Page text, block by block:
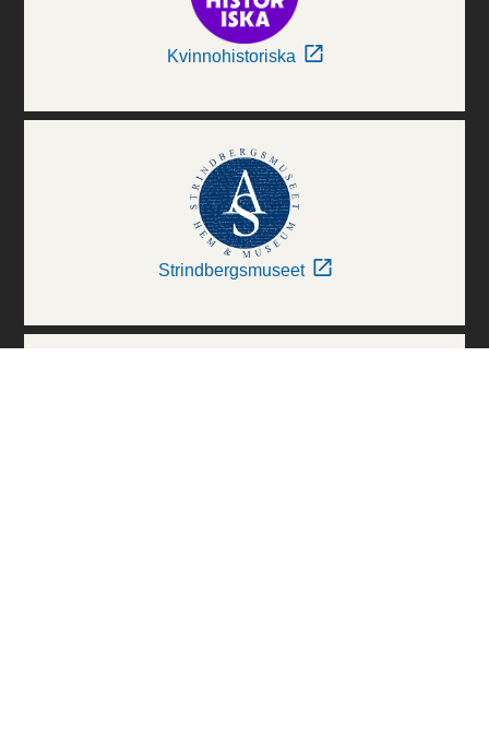
Kvinnohistoriska
Strindbergsmuseet